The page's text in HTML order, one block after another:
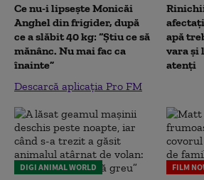
Ce nu-i lipsește Monicăi
Anghel din frigider, după
ce a slăbit 40 kg: “Știu ce să
mănânc. Nu mai fac ca
înainte”
Descarcă aplicația Pro FM
apă
vara și
atenți
DIGI ANIMAL WORLD FILM